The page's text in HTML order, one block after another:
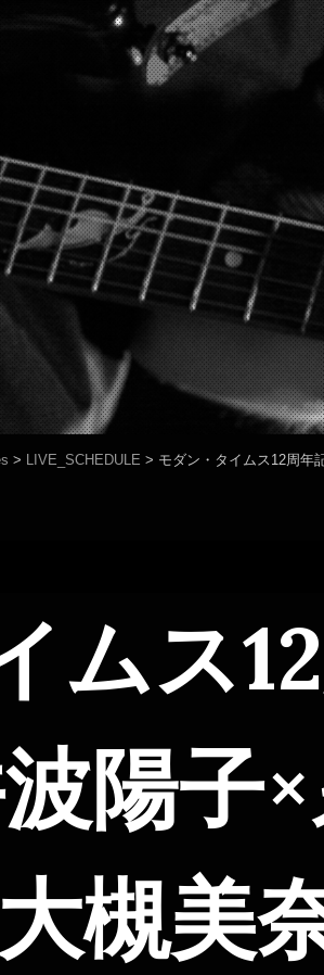
> LIVE_SCHEDULE > モダン・タイムス12周年
ムス
陽子
槻美